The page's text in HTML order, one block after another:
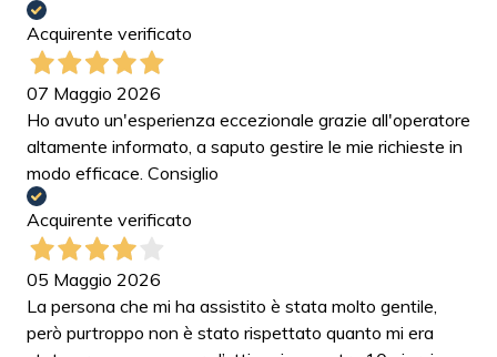
Acquirente verificato
07 Maggio 2026
Ho avuto un'esperienza eccezionale grazie all'operatore
altamente informato, a saputo gestire le mie richieste in
modo efficace. Consiglio
Acquirente verificato
05 Maggio 2026
La persona che mi ha assistito è stata molto gentile,
però purtroppo non è stato rispettato quanto mi era